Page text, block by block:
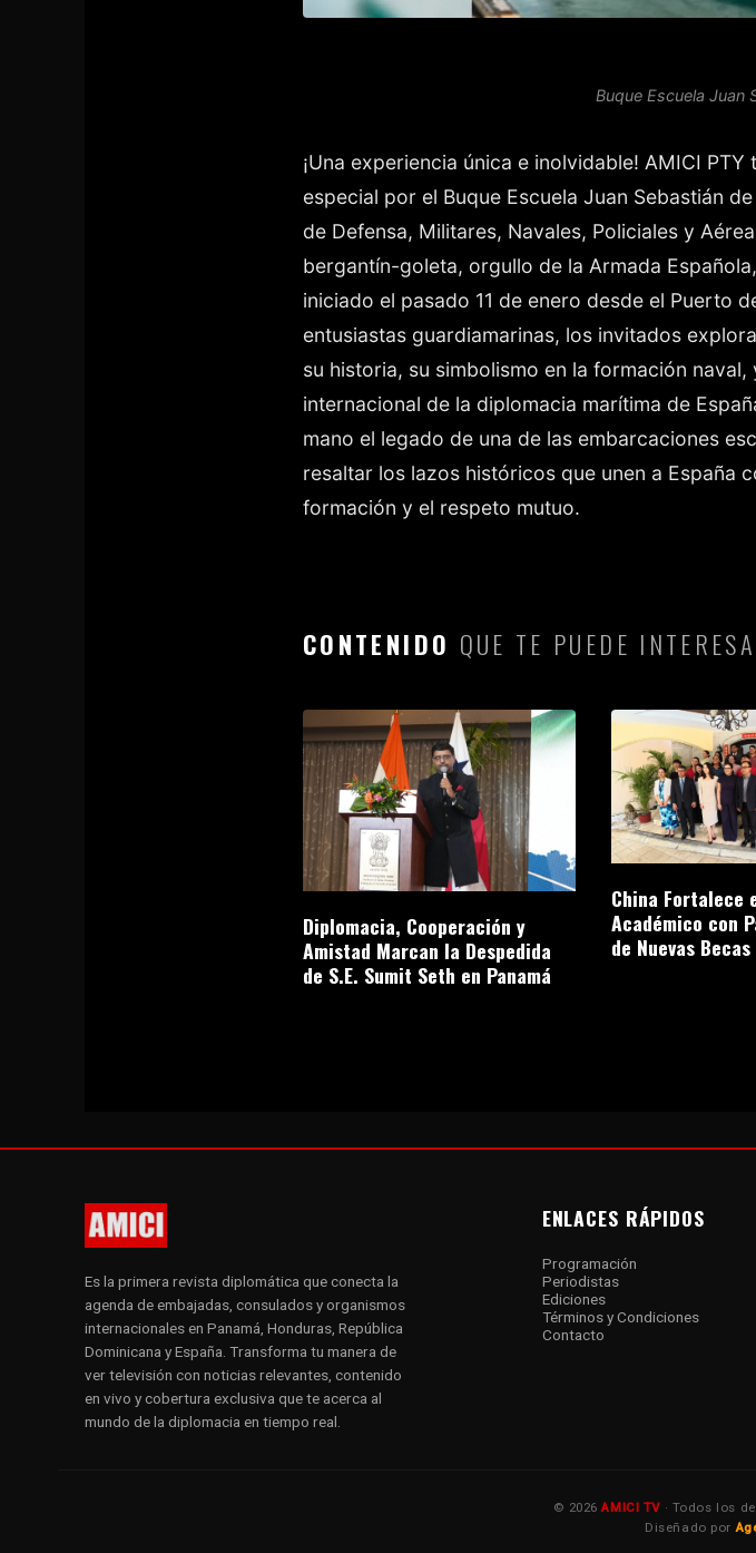
Buque Escuela Juan
¡Una experiencia única e inolvidable! AMICI
especial por el Buque Escuela Juan Sebastián
de Defensa, Militares, Navales, Policiales y
bergantín-goleta, orgullo de la Armada
iniciado el pasado 11 de enero desde el Puerto
entusiastas guardiamarinas, los invitados
su historia, su simbolismo en la formación
internacional de la diplomacia marítima de
mano el legado de una de las embarcaciones
resaltar los lazos históricos que unen a España
formación y el respeto mutuo.
CONTENIDO QUE TE PUEDE
Diplomacia, Cooperación y
Amistad Marcan la Despedida
de S.E. Sumit Seth en Panamá
China Fortalece
Académico con
de Nuevas Becas
Es la primera revista diplomática que conecta la
agenda de embajadas, consulados y organismos
internacionales en Panamá, Honduras, República
Dominicana y España. Transforma tu manera de
ver televisión con noticias relevantes, contenido
en vivo y cobertura exclusiva que te acerca al
mundo de la diplomacia en tiempo real.
ENLACES RÁPIDOS
Programación
Periodistas
Ediciones
Términos y Condiciones
Contacto
© 2026AMICI TV · Todos los
Diseñado por